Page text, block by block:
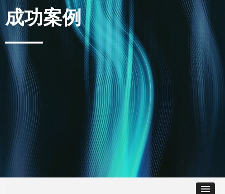
成功案例
——